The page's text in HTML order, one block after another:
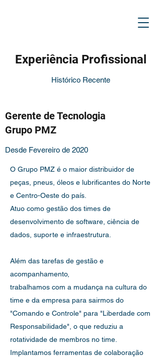
Experiência Profissional
Histórico Recente
Gerente de Tecnologia
Grupo PMZ
Desde Fevereiro de 2020
O Grupo PMZ é o maior distribuidor de
peças, pneus, óleos e lubrificantes do Norte
e Centro-Oeste do país.
Atuo como gestão dos times de
desenvolvimento de software, ciência de
dados, suporte e infraestrutura.
Além das tarefas de gestão e
acompanhamento,
trabalhamos com a mudança na cultura do
time e da empresa para sairmos do
"Comando e Controle" para "Liberdade com
Responsabilidade", o que reduziu a
rotatividade de membros no time.
Implantamos ferramentas de colaboração